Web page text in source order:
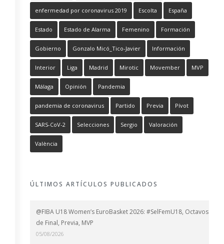
enfermedad por coronavirus 2019 Escolta España
Estado Estado de Alarma Femenino Formación
Gobierno Gonzalo Micó_Tico-Javier Información
Interior Liga Madrid Mirotic Movember MVP
Málaga Opinión Pandemia
pandemia de coronavirus Partido Previa Pívot
SARS-CoV-2 Selecciones Sergio Valoración
València
ÚLTIMOS ARTÍCULOS PUBLICADOS
@FIBA U18 Women’s EuroBasket 2026: #SelFemU18, Octavos
de Final, Previa, MVP
05/08/2026